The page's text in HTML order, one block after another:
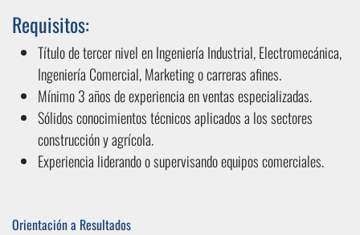
Requisitos:
Título de tercer nivel en Ingeniería Industrial, Electromecánica,
Ingeniería Comercial, Marketing o carreras afines.
Mínimo 3 años de experiencia en ventas especializadas.
Sólidos conocimientos técnicos aplicados a los sectores
construcción y agrícola.
Experiencia liderando o supervisando equipos comerciales.
Orientación a Resultados